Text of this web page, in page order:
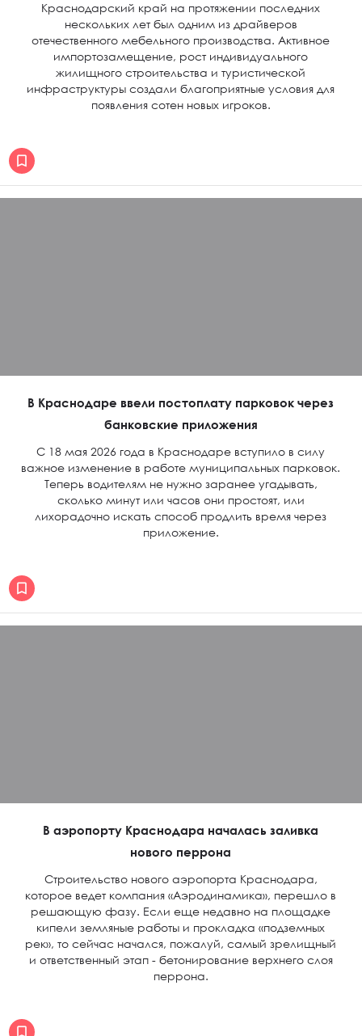
Краснодарский край на протяжении последних
нескольких лет был одним из драйверов
отечественного мебельного производства. Активное
импортозамещение, рост индивидуального
жилищного строительства и туристической
инфраструктуры создали благоприятные условия для
появления сотен новых игроков.
В Краснодаре ввели постоплату парковок через
банковские приложения
С 18 мая 2026 года в Краснодаре вступило в силу
важное изменение в работе муниципальных парковок.
Теперь водителям не нужно заранее угадывать,
сколько минут или часов они простоят, или
лихорадочно искать способ продлить время через
приложение.
В аэропорту Краснодара началась заливка
нового перрона
Строительство нового аэропорта Краснодара,
которое ведет компания «Аэродинамика», перешло в
решающую фазу. Если еще недавно на площадке
кипели земляные работы и прокладка «подземных
рек», то сейчас начался, пожалуй, самый зрелищный
и ответственный этап - бетонирование верхнего слоя
перрона.